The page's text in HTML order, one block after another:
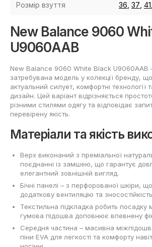
Розмір взуття 36 37 41
New Balance 9060
U9060AAB
New Balance 9060 White Black U9060AAB
затребувана модель у колекції бренду,
актуальний силует, комфортні технології
дизайн. Цей варіант відрізняється
різними стилями одягу та відповідає
перевірену якість.
Матеріали та якість
Верх виконаний з преміальної
поєднанні із замшею, що гарантує
елегантний зовнішній вигляд.
Бічні панелі – з перфорованої шкіри,
додаткову вентиляцію та
Текстильна підкладка робить
гумова підошва доповнює впевнену
Середня частина – масивна
піни EVA для легкості та комфорту